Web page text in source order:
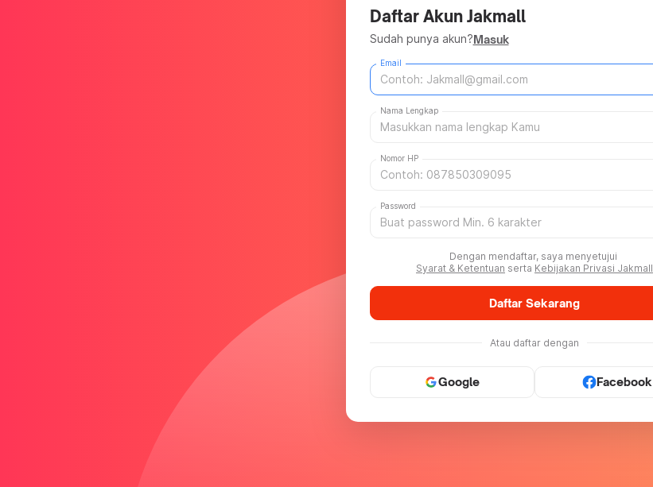
Daftar Akun Jakmall
Sudah punya akun?Masuk
Email
Nama Lengkap
Nomor HP
Password
Dengan mendaftar, saya menyetujui
Syarat & Ketentuan serta Kebijakan Privasi Jakmall
Daftar Sekarang
Atau daftar dengan
Google Facebook